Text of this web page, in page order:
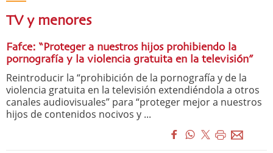
TV y menores
Fafce: “Proteger a nuestros hijos prohibiendo la
pornografía y la violencia gratuita en la televisión”
Reintroducir la “prohibición de la pornografía y de la
violencia gratuita en la televisión extendiéndola a otros
canales audiovisuales” para “proteger mejor a nuestros
hijos de contenidos nocivos y ...